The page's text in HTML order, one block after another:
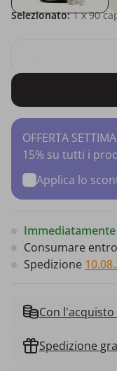
Selezionato: 1x 90
OFFERTA
15% su tutti i
Applica lo
Consumare
Spedizione
Con
Spedizione